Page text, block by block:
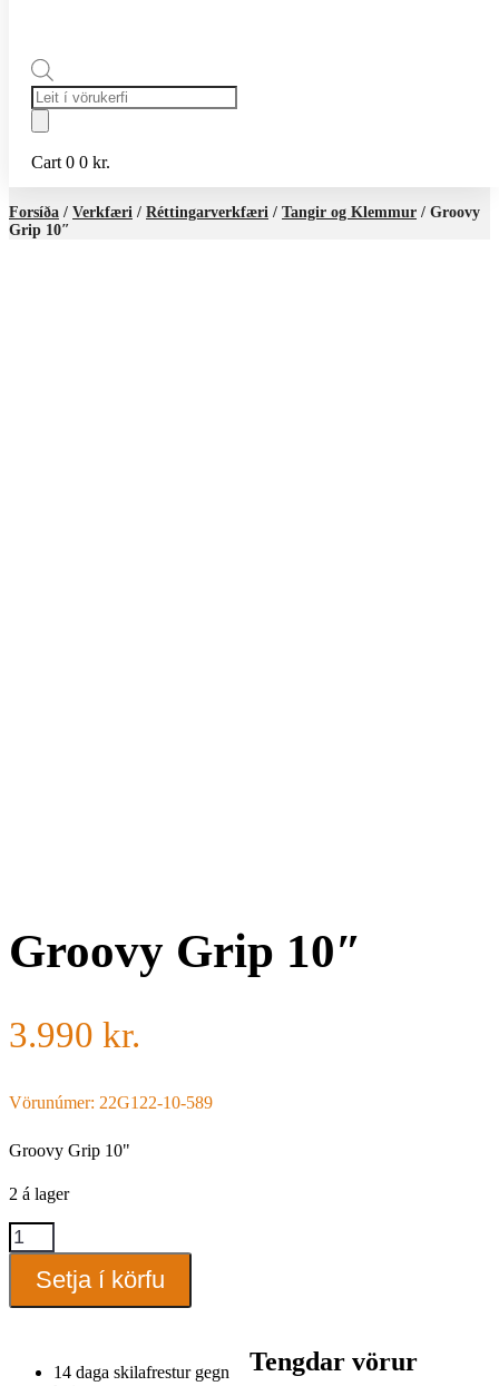
Products
search
Cart 0 0 kr.
Forsíða / Verkfæri / Réttingarverkfæri / Tangir og Klemmur / Groovy
Grip 10″
Groovy Grip 10″
3.990 kr.
Vörunúmer: 22G122-10-589
Groovy Grip 10"
2 á lager
Groovy
Grip
quantity
Setja í körfu
14 daga skilafrestur gegn
Tengdar vörur